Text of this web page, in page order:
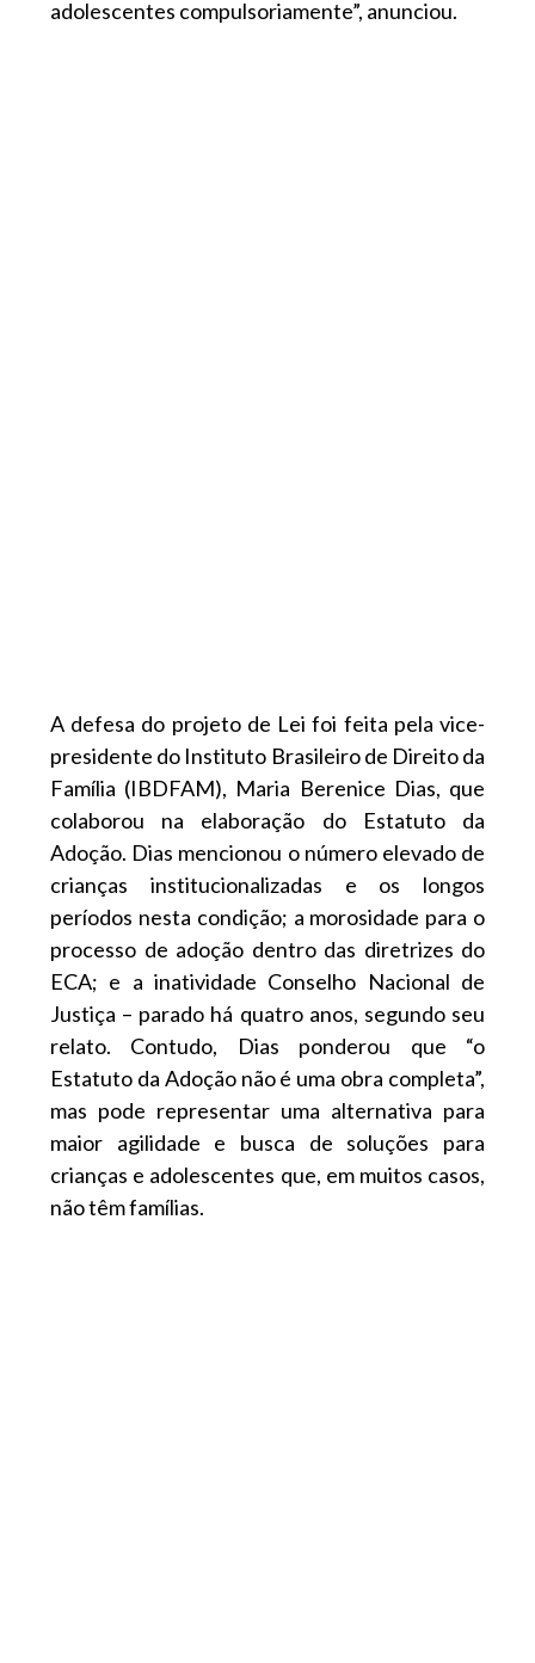
adolescentes compulsoriamente”, anunciou.
A defesa do projeto de Lei foi feita pela vice-
presidente do Instituto Brasileiro de Direito da
Família (IBDFAM), Maria Berenice Dias, que
colaborou na elaboração do Estatuto da
Adoção. Dias mencionou o número elevado de
crianças institucionalizadas e os longos
períodos nesta condição; a morosidade para o
processo de adoção dentro das diretrizes do
ECA; e a inatividade Conselho Nacional de
Justiça – parado há quatro anos, segundo seu
relato. Contudo, Dias ponderou que “o
Estatuto da Adoção não é uma obra completa”,
mas pode representar uma alternativa para
maior agilidade e busca de soluções para
crianças e adolescentes que, em muitos casos,
não têm famílias.